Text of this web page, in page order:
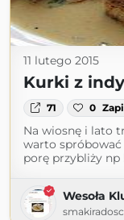
11 lutego 2015
Kurki z
71 0
Na wiosnę i lato
warto
porę przybliży np
Wesoła